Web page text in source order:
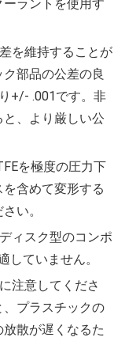
ラントを使用す
を維持することが
部品の公差の良
+/- .001です。非
、より厳しい公
を極度の圧力下
含めて変形する
い。
ィスク型のコンポ
していません。
注意してくださ
プラスチックの
散が遅くなるた